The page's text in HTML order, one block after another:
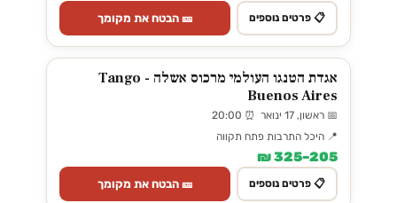
📋 פרטים נוספים 🎫 הבטח את מקומך
אגדת הטנגו העולמי מרכוס אשלה - Tango
Buenos Aires
📅 ראשון, 17 ינואר ⏰ 20:00
📍 היכל התרבות פתח תקווה
205–325 ₪
📋 פרטים נוספים 🎫 הבטח את מקומך